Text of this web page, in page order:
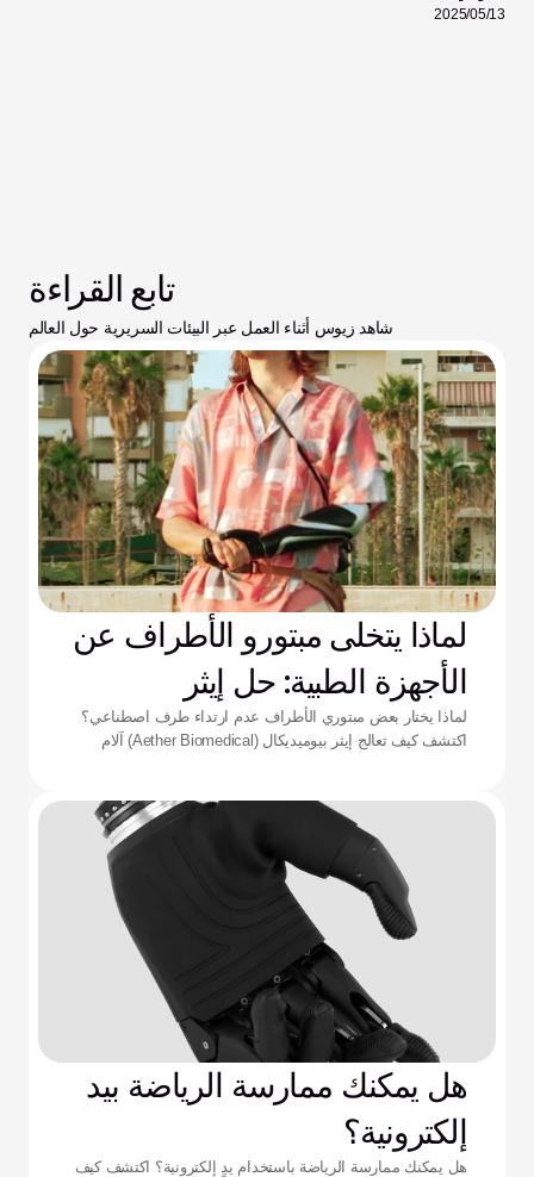
13‏/05‏/2025
تابع القراءة
شاهد زيوس أثناء العمل عبر البيئات السريرية حول العالم
لماذا يتخلى مبتورو الأطراف عن
الأجهزة الطبية: حل إيثر
لماذا يختار بعض مبتوري الأطراف عدم ارتداء طرف اصطناعي؟
اكتشف كيف تعالج إيثر بيوميديكال (Aether Biomedical) آلام
هل يمكنك ممارسة الرياضة بيد
إلكترونية؟
هل يمكنك ممارسة الرياضة باستخدام يدٍ إلكترونية؟ اكتشف كيف